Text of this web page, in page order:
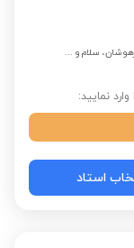
سلام و ...
نمایید:
استاد